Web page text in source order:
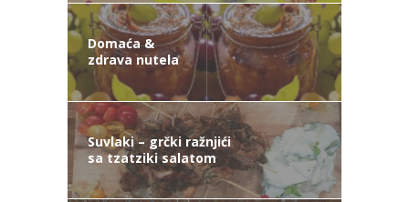
Domaća &
zdrava nutela
Suvlaki – grčki ražnjići
sa tzatziki salatom